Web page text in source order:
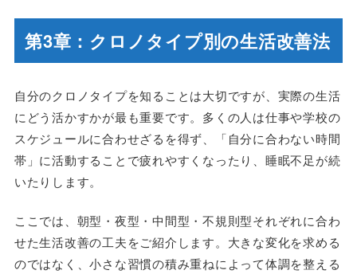
第3章：クロノタイプ別の生活改善法
自分のクロノタイプを知ることは大切ですが、実際の生活
にどう活かすかが最も重要です。多くの人は仕事や学校の
スケジュールに合わせざるを得ず、「自分に合わない時間
帯」に活動することで疲れやすくなったり、睡眠不足が続
いたりします。
ここでは、朝型・夜型・中間型・不規則型それぞれに合わ
せた生活改善の工夫をご紹介します。大きな変化を求める
のではなく、小さな習慣の積み重ねによって体調を整える